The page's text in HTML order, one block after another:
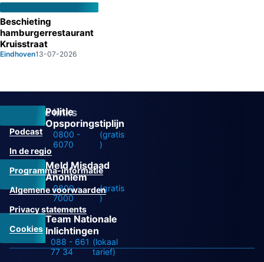
Beschieting
hamburgerrestaurant
Kruisstraat
Eindhoven13-07-2026
Politie
Opsporingstiplijn
0800 -
6070
(gratis
)
Meld Misdaad
Anoniem
0800 -
7000
(gratis
)
Team Nationale
Inlichtingen
088 - 661
77 34
(lokaal
tarief)
Overige links
Podcast
In de regio
Programma-informatie
Algemene voorwaarden
Privacy statements
Cookies